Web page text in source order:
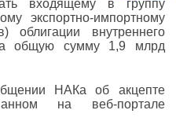
входящему в группу
экспортно-импортному
облигации внутреннего
общую сумму 1,9 млрд
НАКа об акцепте
на веб-портале